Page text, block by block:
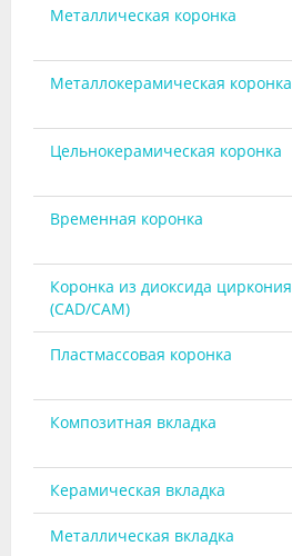
Металлическая коронка
Металлокерамическая коронка
Цельнокерамическая коронка
Временная коронка
Коронка из диоксида циркония
(CAD/CAM)
Пластмассовая коронка
Композитная вкладка
Керамическая вкладка
Металлическая вкладка